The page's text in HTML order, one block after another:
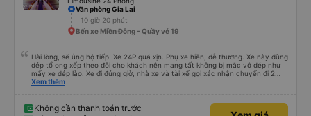
Văn phòng Gia Lai
10 giờ 20 phút
Bến xe Miền Đông - Quầy vé 19
Hài lòng, sẽ ủng hộ tiếp. Xe 24P quá xịn. Phụ xe hiền, dễ thương. Xe này dùng
dép tổ ong xếp theo đôi cho khách nên mang tất không bị mắc vô dép như
mấy xe dép lào. Xe đi đúng giờ, nhà xe và tài xế gọi xác nhận chuyến đi 2
cuộc trong buổi sáng ngày đi. Gần tới giờ đi khách nào chưa ra kịp phụ xe có
thì không thấy tài xế hút thuốc. Nói chung là nên đi xe 24P nhà này.
Xem thêm
Không cần thanh toán trước